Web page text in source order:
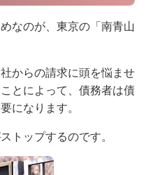
なのが、東京の「南青山
からの請求に頭を悩ませ
とによって、債務者は債
になります。
トップするのです。